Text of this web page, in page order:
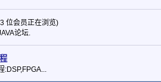
位会员正在浏览)
论坛.
:DSP,FPGA...